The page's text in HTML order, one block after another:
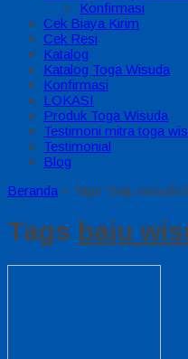
Konfirmasi
Cek Biaya Kirim
Cek Resi
Katalog
Katalog Toga Wisuda
Konfirmasi
LOKASI
Produk Toga Wisuda
Testimoni mitra toga
Testimonial
Blog
Beranda » Tags "baju wisuda
Tags baju